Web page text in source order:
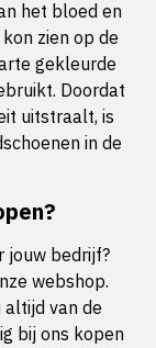
het bloed en
zien op de
gekleurde
Doordat
uitstraalt, is
in de
jouw bedrijf?
webshop.
van de
bij ons kopen